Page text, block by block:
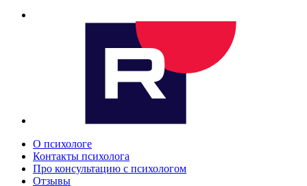
О психологе
Контакты психолога
Про консультацию с психологом
Отзывы